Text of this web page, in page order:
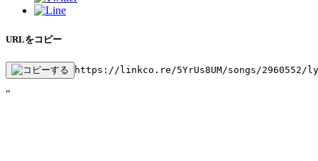
URLをコピー
https://linkco.re/5YrUs8UM/songs/2960552/
"